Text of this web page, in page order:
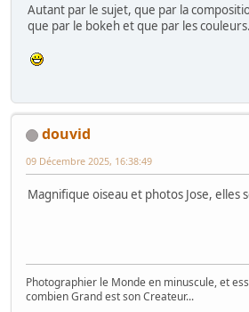
Autant par le sujet, que par la
que par le bokeh et que par les couleurs.
douvid
09 Décembre 2025, 16:38:49
Magnifique oiseau et photos Jose, elles
Photographier le Monde en minuscule, et
combien Grand est son Createur...